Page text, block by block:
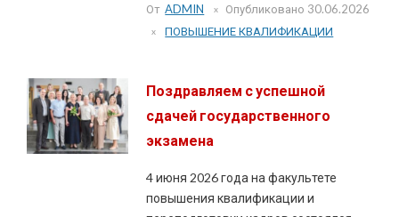
От ADMIN Опубликовано 30.06.2026
ПОВЫШЕНИЕ КВАЛИФИКАЦИИ
Поздравляем с успешной
сдачей государственного
экзамена
4 июня 2026 года на факультете
повышения квалификации и